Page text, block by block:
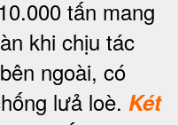
tấn mang
khi chịu tác
ngoài, có
lưả loè. Két